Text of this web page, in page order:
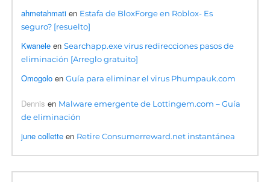
ahmetahmati en Estafa de BloxForge en Roblox- Es
seguro? [resuelto]
Kwanele enSearchapp.exe virus redirecciones pasos de
eliminación [Arreglo gratuito]
Omogolo enGuía para eliminar el virus Phumpauk.com
Dennis en Malware emergente de Lottingem.com – Guía
de eliminación
june collette en Retire Consumerreward.net instantánea